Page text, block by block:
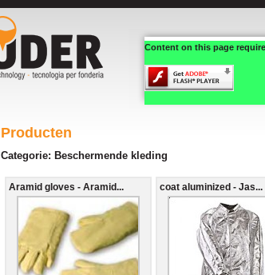
Content on this page
Producten
Categorie: Beschermende kleding
Aramid gloves - Aramid... coat aluminized - Jas...